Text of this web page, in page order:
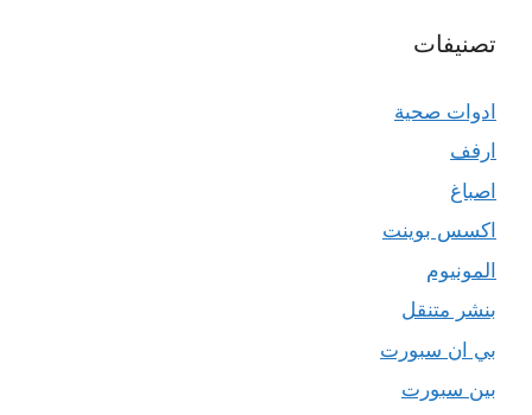
تصنيفات
ادوات صحية
ارفف
اصباغ
اكسس بوينت
المونيوم
بنشر متنقل
بي ان سبورت
بين سبورت